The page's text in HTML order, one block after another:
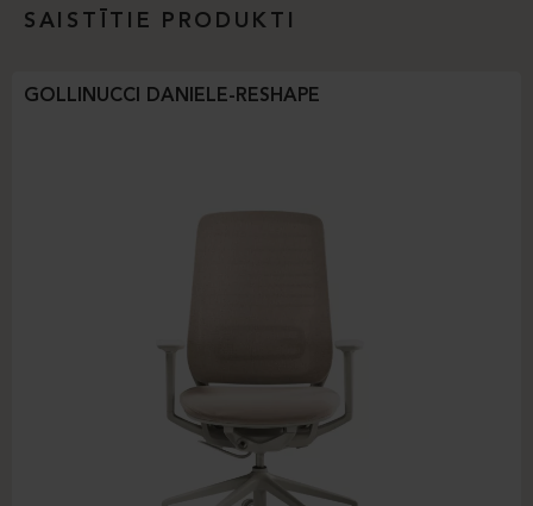
SAISTĪTIE PRODUKTI
GOLLINUCCI DANIELE-RESHAPE